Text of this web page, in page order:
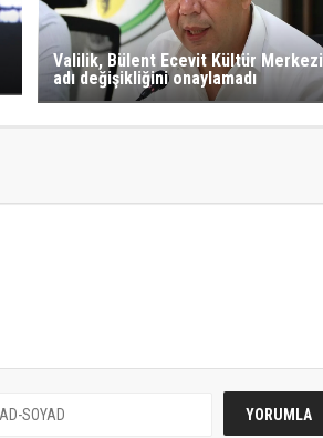
Valilik, Bülent Ecevit Kültür Merkezi
adı değişikliğini onaylamadı